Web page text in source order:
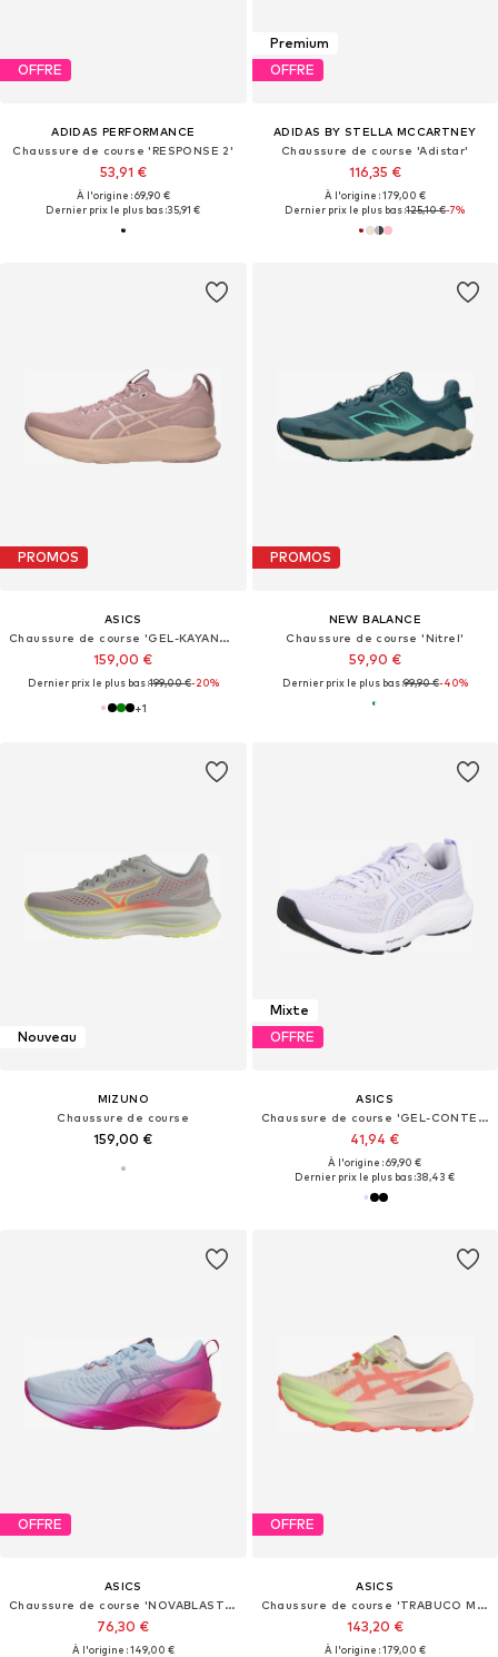
OFFRE
ADIDAS PERFORMANCE
Chaussure de course 'RESPONSE 2'
53,91 €
À l'origine : 69,90 €
Dernier prix le plus bas :35,91 €
Premium
OFFRE
ADIDAS BY STELLA MCCARTNEY
Chaussure de course 'Adistar'
116,35 €
À l'origine : 179,00 €
Dernier prix le plus bas :125,10 €-7%
PROMOS
ASICS
Chaussure de course 'GEL-KAYANO 32'
159,00 €
Dernier prix le plus bas :199,00 €-20%
+1
PROMOS
NEW BALANCE
Chaussure de course 'Nitrel'
59,90 €
Dernier prix le plus bas :99,90 €-40%
Nouveau
MIZUNO
Chaussure de course
159,00 €
Mixte
OFFRE
ASICS
Chaussure de course 'GEL-CONTEND 9'
41,94 €
À l'origine : 69,90 €
Dernier prix le plus bas :38,43 €
OFFRE
ASICS
Chaussure de course 'NOVABLAST 5'
76,30 €
À l'origine : 149,00 €
OFFRE
ASICS
Chaussure de course 'TRABUCO MAX 5'
143,20 €
À l'origine : 179,00 €